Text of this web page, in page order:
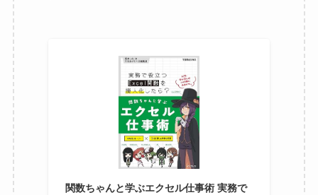
関数ちゃんと学ぶエクセル仕事術 実務で